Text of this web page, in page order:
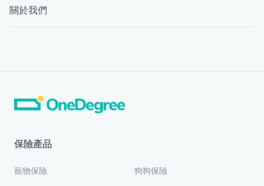
關於我們
保險產品
寵物保險 狗狗保險